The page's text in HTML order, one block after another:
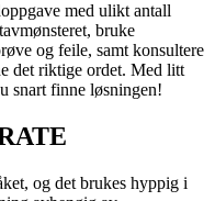
med ulikt antall
bruke
og feile, samt konsultere
det riktige ordet. Med litt
snart finne løsningen!
og det brukes hyppig i